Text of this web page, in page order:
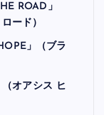
ROAD」
ード）
」（ブラ
オアシス ヒ